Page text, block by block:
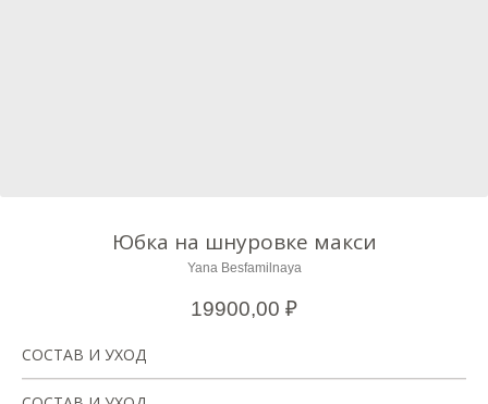
Юбка на шнуровке макси
Yana Besfamilnaya
19900,00 ₽
СОСТАВ И УХОД